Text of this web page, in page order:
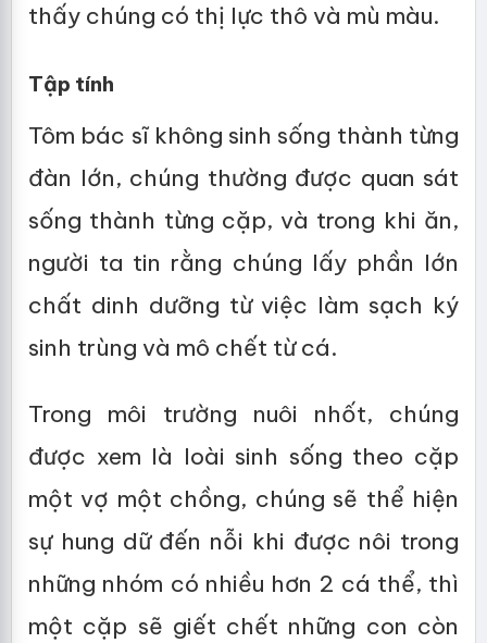
thấy chúng có thị lực thô và mù màu.
Tập tính
Tôm bác sĩ không sinh sống thành từng
đàn lớn, chúng thường được quan sát
sống thành từng cặp, và trong khi ăn,
người ta tin rằng chúng lấy phần lớn
chất dinh dưỡng từ việc làm sạch ký
sinh trùng và mô chết từ cá.
Trong môi trường nuôi nhốt, chúng
được xem là loài sinh sống theo cặp
một vợ một chồng, chúng sẽ thể hiện
sự hung dữ đến nỗi khi được nôi trong
những nhóm có nhiều hơn 2 cá thể, thì
một cặp sẽ giết chết những con còn